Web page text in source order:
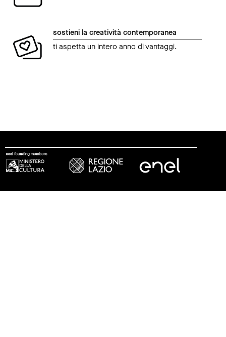
sostieni la creatività contemporanea
ti aspetta un intero anno di vantaggi.